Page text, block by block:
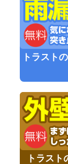
トラスト
トラス